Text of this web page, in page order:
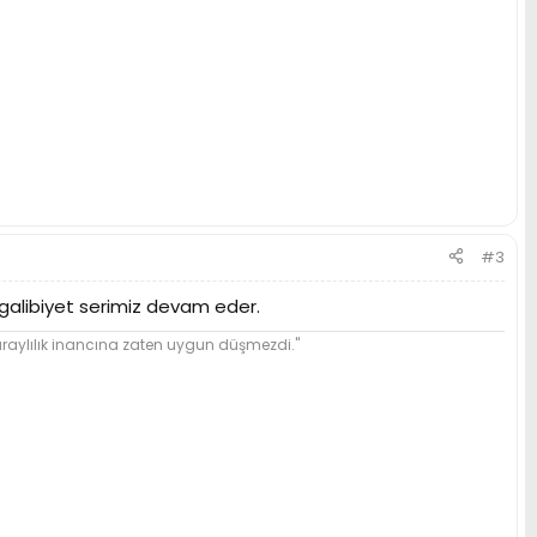
#3
galibiyet serimiz devam eder.
inancına zaten uygun düşmezdi."